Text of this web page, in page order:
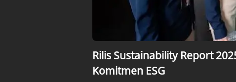
Rilis Sustainability Report
Komitmen ESG